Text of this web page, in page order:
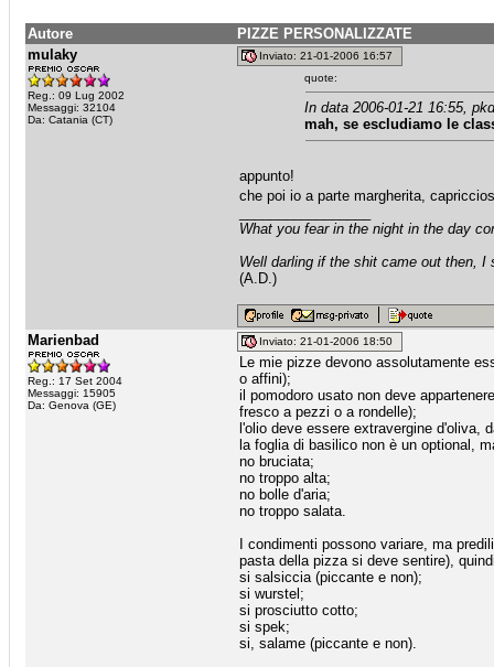
Autore
PIZZE PERSONALIZZATE
mulaky
Reg.: 09 Lug 2002
Messaggi: 32104
Da: Catania (CT)
Inviato: 21-01-2006 16:57
quote:
In data 2006-01-21 16:55,
mah, se escludiamo le
appunto!
che poi io a parte margherita,
What you fear in the night in the day
Well darling if the shit came out then, I
(A.D.)
Marienbad
Reg.: 17 Set 2004
Messaggi: 15905
Da: Genova (GE)
Inviato: 21-01-2006 18:50
Le mie pizze devono assolutamente
o affini);
il pomodoro usato non deve
fresco a pezzi o a rondelle);
l'olio deve essere extravergine d'oliva,
la foglia di basilico non è un optional,
no bruciata;
no troppo alta;
no bolle d'aria;
no troppo salata.
I condimenti possono variare, ma
pasta della pizza si deve sentire),
si salsiccia (piccante e non);
si wurstel;
si prosciutto cotto;
si spek;
si, salame (piccante e non).